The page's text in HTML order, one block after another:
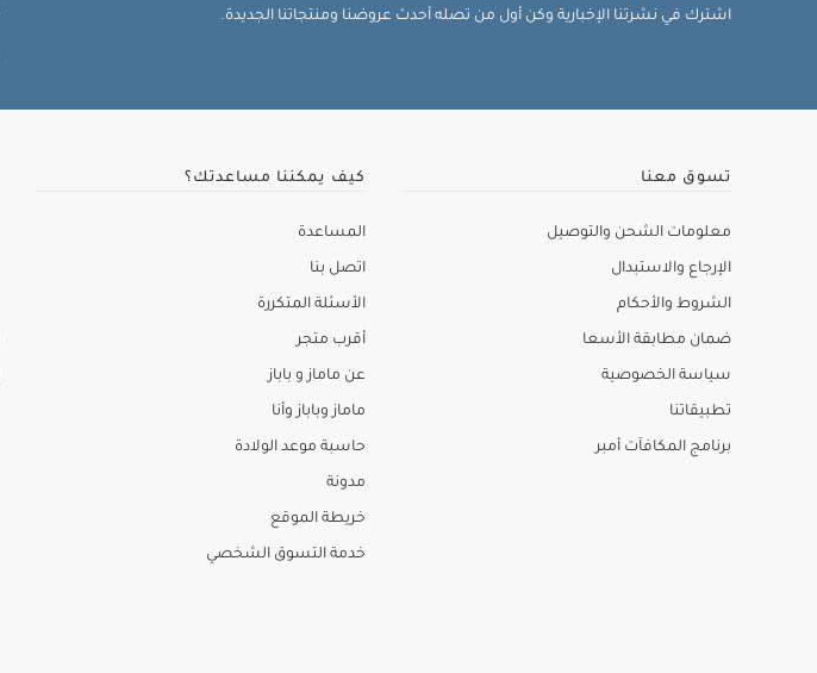
اشترك في نشرتنا الإخبارية وكن أول من تصله أحدث عروضنا ومنتجاتنا الجديدة.
تسوق معنا
معلومات الشحن والتوصيل
الإرجاع والاستبدال
الشروط والأحكام
ضمان مطابقة الأسعا
سياسة الخصوصية
تطبيقاتنا
برنامج المكافآت أمبر
كيف يمكننا مساعدتك؟
المساعدة
اتصل بنا
الأسئلة المتكررة
أقرب متجر
عن ماماز و باباز
ماماز وباباز وأنا
حاسبة موعد الولادة
مدونة
خريطة الموقع
خدمة التسوق الشخصي